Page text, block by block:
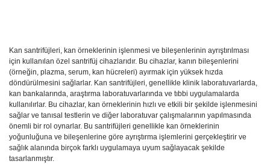
Kan santrifüjleri, kan örneklerinin işlenmesi ve bileşenlerinin ayrıştırılması
için kullanılan özel santrifüj cihazlarıdır. Bu cihazlar, kanın bileşenlerini
(örneğin, plazma, serum, kan hücreleri) ayırmak için yüksek hızda
döndürülmesini sağlarlar. Kan santrifüjleri, genellikle klinik laboratuvarlarda,
kan bankalarında, araştırma laboratuvarlarında ve tıbbi uygulamalarda
kullanılırlar. Bu cihazlar, kan örneklerinin hızlı ve etkili bir şekilde işlenmesini
sağlar ve tanısal testlerin ve diğer laboratuvar çalışmalarının yapılmasında
önemli bir rol oynarlar. Bu santrifüjleri genellikle kan örneklerinin
yoğunluğuna ve bileşenlerine göre ayrıştırma işlemlerini gerçekleştirir ve
sağlık alanında birçok farklı uygulamaya uyum sağlayacak şekilde
tasarlanmıştır.